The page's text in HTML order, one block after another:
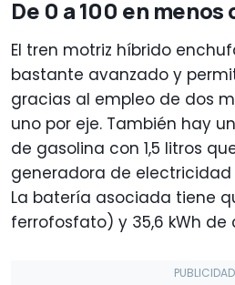
De 0 a 100 en menos
El tren motriz híbrido
bastante avanzado y
gracias al empleo de dos
uno por eje. También hay
de gasolina con 1,5 litros
generadora de
La batería asociada tiene
ferrofosfato) y 35,6 kWh